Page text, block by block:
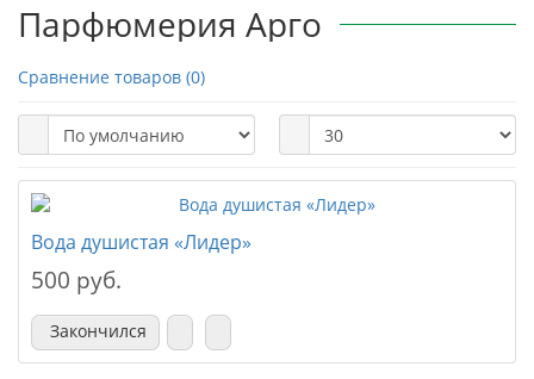
Парфюмерия Арго
Сравнение товаров (0)
Вода душистая «Лидер»
500 руб.
Закончился